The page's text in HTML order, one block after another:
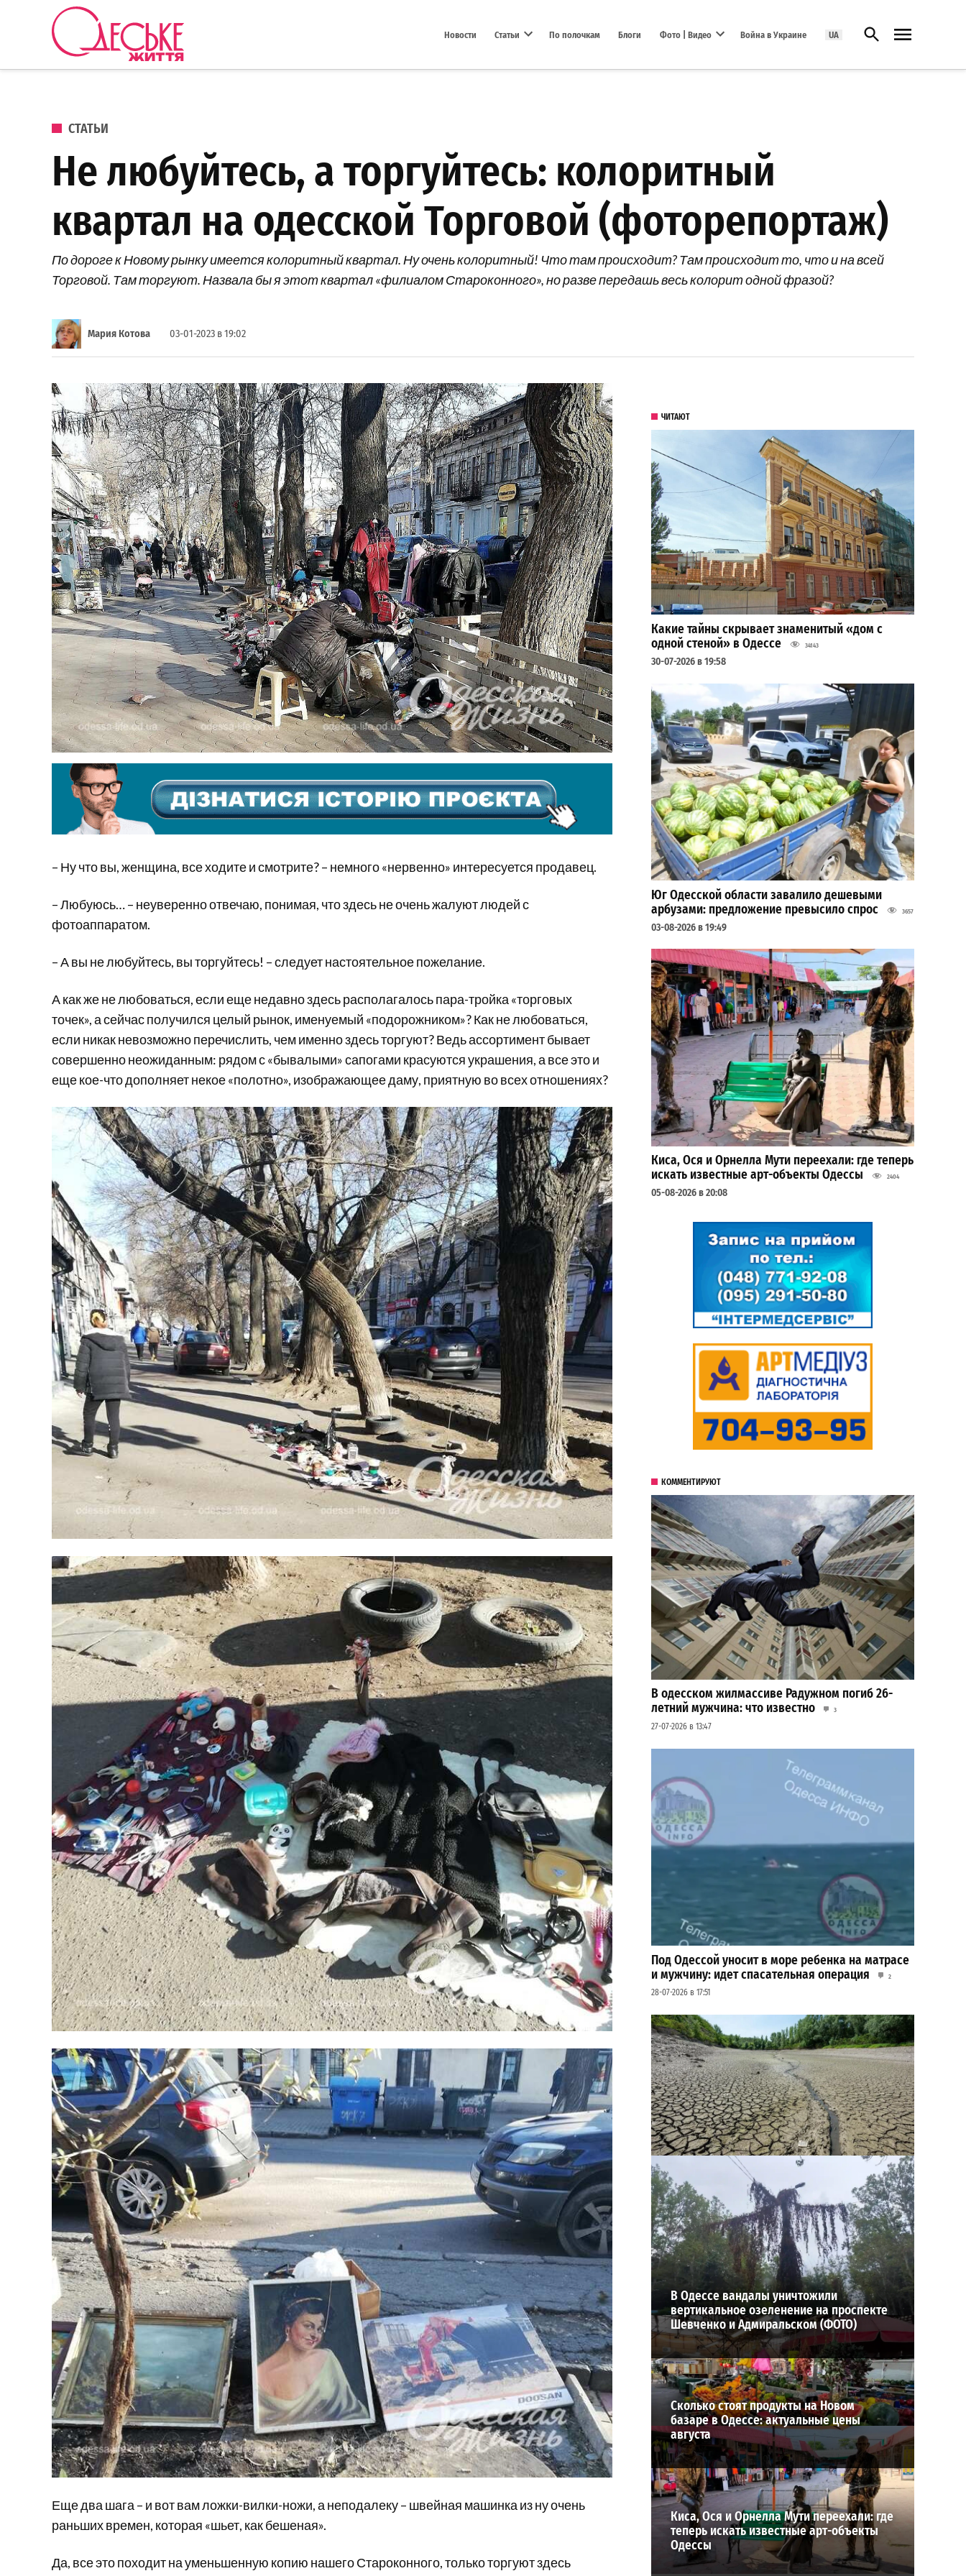
Перейти к содержанию
Новости Статьи По полочкам Блоги Фото | Видео Война в Украине UA Открыть поиск
ОПУБЛИКОВАНО В
СТАТЬИ
Не любуйтесь, а торгуйтесь: колоритный
квартал на одесской Торговой (фоторепортаж)
По дороге к Новому рынку имеется колоритный квартал. Ну очень колоритный! Что там происходит? Там происходит то, что и на всей
Торговой. Там торгуют. Назвала бы я этот квартал «филиалом Староконного», но разве передашь весь колорит одной фразой?
Мария Котова 03-01-2023 в 19:02
– Ну что вы, женщина, все ходите и смотрите? – немного «нервенно» интересуется продавец.
– Любуюсь… – неуверенно отвечаю, понимая, что здесь не очень жалуют людей с
фотоаппаратом.
– А вы не любуйтесь, вы торгуйтесь! – следует настоятельное пожелание.
А как же не любоваться, если еще недавно здесь располагалось пара-тройка «торговых
точек», а сейчас получился целый рынок, именуемый «подорожником»? Как не любоваться,
если никак невозможно перечислить, чем именно здесь торгуют? Ведь ассортимент бывает
совершенно неожиданным: рядом с «бывалыми» сапогами красуются украшения, а все это и
еще кое-что дополняет некое «полотно», изображающее даму, приятную во всех отношениях?
Еще два шага – и вот вам ложки-вилки-ножи, а неподалеку – швейная машинка из ну очень
раньших времен, которая «шьет, как бешеная».
Да, все это походит на уменьшенную копию нашего Староконного, только торгуют здесь
ЧИТАЮТ
Какие тайны скрывает знаменитый «дом с
одной стеной» в Одессе
34143
30-07-2026 в 19:58
Юг Одесской области завалило дешевыми
арбузами: предложение превысило спрос
3657
03-08-2026 в 19:49
Киса, Ося и Орнелла Мути переехали: где теперь
искать известные арт-объекты Одессы
2404
05-08-2026 в 20:08
КОММЕНТИРУЮТ
В одесском жилмассиве Радужном погиб 26-
летний мужчина: что известно
3
27-07-2026 в 13:47
Под Одессой уносит в море ребенка на матрасе
и мужчину: идет спасательная операция
2
28-07-2026 в 17:51
Днестр рекордно обмелел: одесситов просят
срочно экономить воду
2
29-07-2026 в 19:28
ВИБОР РЕДАКЦИИ
В Одессе вандалы уничтожили
вертикальное озеленение на проспекте
Шевченко и Адмиральском (ФОТО)
Сколько стоят продукты на Новом
базаре в Одессе: актуальные цены
августа
Киса, Ося и Орнелла Мути переехали: где
теперь искать известные арт-объекты
Одессы